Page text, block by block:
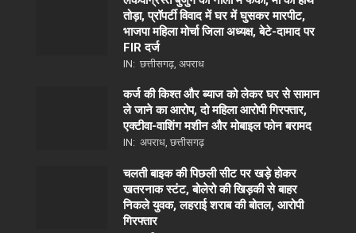
तोड़ा, प्रॉपर्टी विवाद में घर में घुसकर मारपीट,
भाजपा महिला मोर्चा जिला अध्यक्ष, बेटे-दामाद पर
FIR दर्ज
IN: छत्तीसगढ़ अपराध
कर्ज की किश्त और ब्याज को लेकर घर से सामान
ले जाने का आरोप, दो महिला आरोपी गिरफ्तार,
एक्टीवा-वाशिंग मशीन और मोबाइल फोन बरामद
IN: अपराध छत्तीसगढ़
चलती बाइक की पिछली सीट पर खड़े होकर
खतरनाक स्टंट, बोलेरो की खिड़की से बाहर
निकले युवक, लहराई शराब की बोतल, आरोपी
गिरफ्तार